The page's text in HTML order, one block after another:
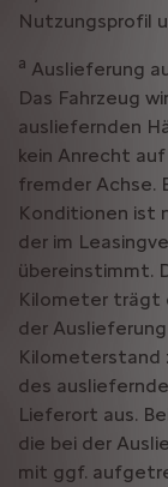
Nutzungsprofil
a Auslieferung
Das Fahrzeug
ausliefernden
kein Anrecht
fremder Achse.
Konditionen ist
der im
übereinstimmt.
Kilometer trägt
der
Kilometerstand
des
Lieferort aus.
die bei der
mit ggf.